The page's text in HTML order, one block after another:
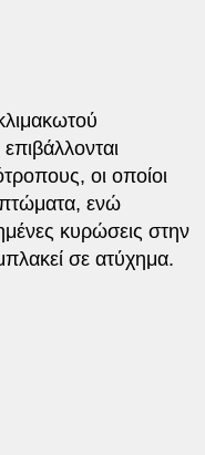
οι οποίοι
ενώ
κυρώσεις στην
σε ατύχημα.